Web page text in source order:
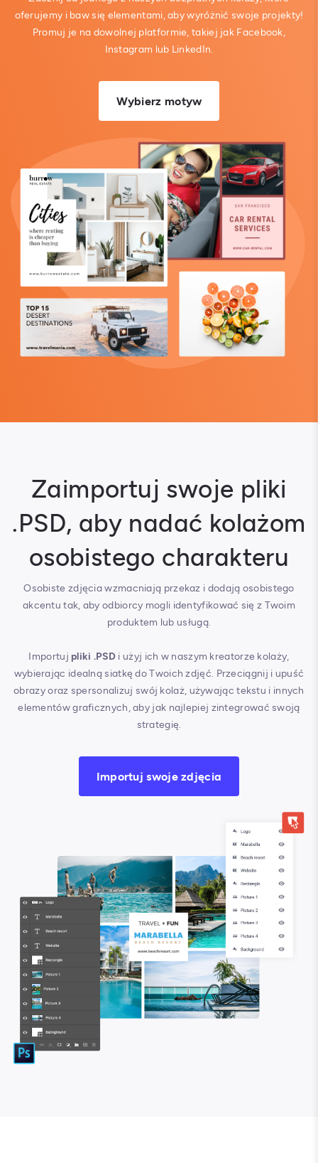
oferujemy i baw się elementami, aby wyróżnić swoje projekty!
Promuj je na dowolnej platformie, takiej jak Facebook,
Instagram lub LinkedIn.
Wybierz motyw
Zaimportuj swoje pliki
.PSD, aby nadać kolażom
osobistego charakteru
Osobiste zdjęcia wzmacniają przekaz i dodają osobistego
akcentu tak, aby odbiorcy mogli identyfikować się z Twoim
produktem lub usługą.
Importuj pliki .PSD i użyj ich w naszym kreatorze kolaży,
wybierając idealną siatkę do Twoich zdjęć. Przeciągnij i upuść
obrazy oraz spersonalizuj swój kolaż, używając tekstu i innych
elementów graficznych, aby jak najlepiej zintegrować swoją
strategię.
Importuj swoje zdjęcia